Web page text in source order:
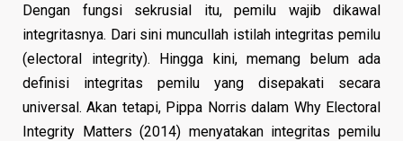
Dengan fungsi sekrusial itu, pemilu wajib dikawal
integritasnya. Dari sini muncullah istilah integritas pemilu
(electoral integrity). Hingga kini, memang belum ada
definisi integritas pemilu yang disepakati secara
universal. Akan tetapi, Pippa Norris dalam Why Electoral
Integrity Matters (2014) menyatakan integritas pemilu